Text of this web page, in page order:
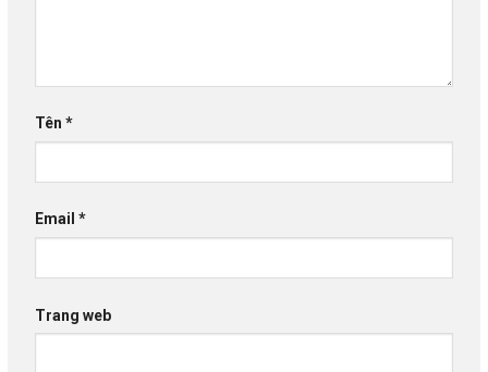
Tên *
Email *
Trang web